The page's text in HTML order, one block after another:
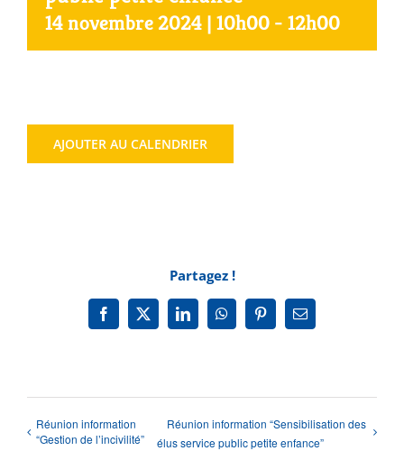
Agenda
14 novembre 2024 | 10h00 - 12h00
AJOUTER AU CALENDRIER
Partagez !
Facebook
X LinkedInWhatsAppPinterestEmail
Réunion information
“Gestion de l’incivilité”
Réunion information “Sensibilisation des
élus service public petite enfance”